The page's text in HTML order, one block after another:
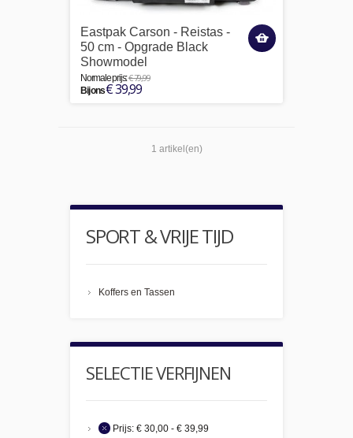
Eastpak Carson - Reistas -
50 cm - Opgrade Black
Showmodel
Normale prijs:€ 79,99
Bij ons€ 39,99
1 artikel(en)
SPORT & VRIJE TIJD
Koffers en Tassen
SELECTIE VERFIJNEN
Prijs: € 30,00 - € 39,99